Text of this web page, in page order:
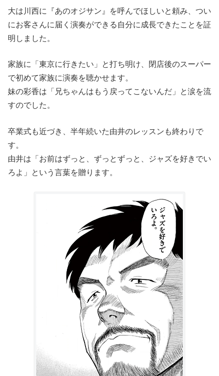
大は川西に『あのオジサン』を呼んでほしいと頼み、つい
にお客さんに届く演奏ができる自分に成長できたことを証
明しました。
家族に「東京に行きたい」と打ち明け、閉店後のスーパー
で初めて家族に演奏を聴かせます。
妹の彩香は「兄ちゃんはもう戻ってこないんだ」と涙を流
すのでした。
卒業式も近づき、半年続いた由井のレッスンも終わりで
す。
由井は「お前はずっと、ずっとずっと、ジャズを好きでい
ろよ」という言葉を贈ります。